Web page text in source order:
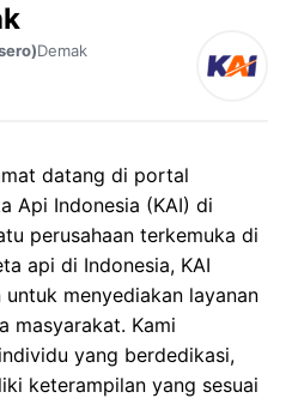
Demak
datang di portal
Api Indonesia (KAI) di
perusahaan terkemuka di
api di Indonesia, KAI
menyediakan layanan
masyarakat. Kami
yang berdedikasi,
keterampilan yang sesuai